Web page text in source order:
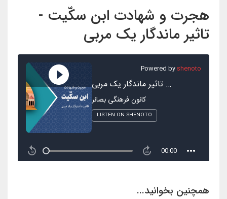
هجرت و شهادت ابن سکّیت -
تاثیر ماندگار یک مربی
همچنین بخوانید...